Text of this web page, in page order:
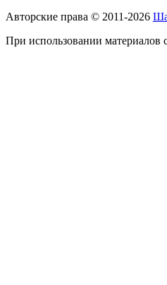
Авторские права © 2011-2026
При использовании материалов